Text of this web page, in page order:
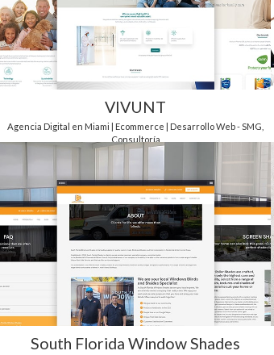
VIVUNT
Agencia Digital en Miami | Ecommerce | Desarrollo Web - SMG
Consultoría
South Florida Window Shades